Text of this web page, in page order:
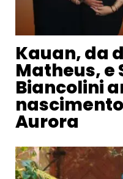
Kauan, da
Matheus, e
Biancolini
Aurora